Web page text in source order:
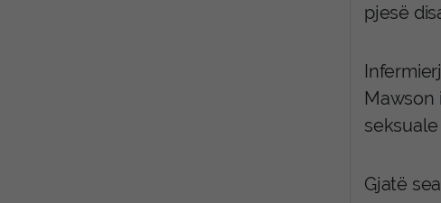
pjesë
Mawson
Gjatë